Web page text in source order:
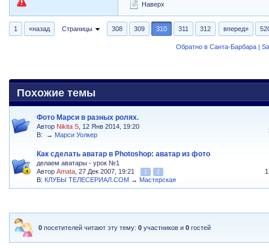
Наверх
1 «назад Страницы 308 309 310 311 312 вперед»
Обратно в Санта-Барбара |
Похожие темы
Фото Марси в разных ролях.
Автор Nikita S , 12 Янв 2014, 19:20
В:
→ Марси Уолкер
Как сделать аватар в Photoshop: аватар из фото
делаем аватары - урок №1
АвторAmata , 27 Дек 2007, 19:21 1 2
В: КЛУБЫ ТЕЛЕСЕРИАЛ.COM → Мастерская
0 посетителей читают эту тему:0 участников и0 гостей